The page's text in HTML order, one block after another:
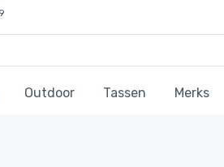
Outdoor Tassen Merks